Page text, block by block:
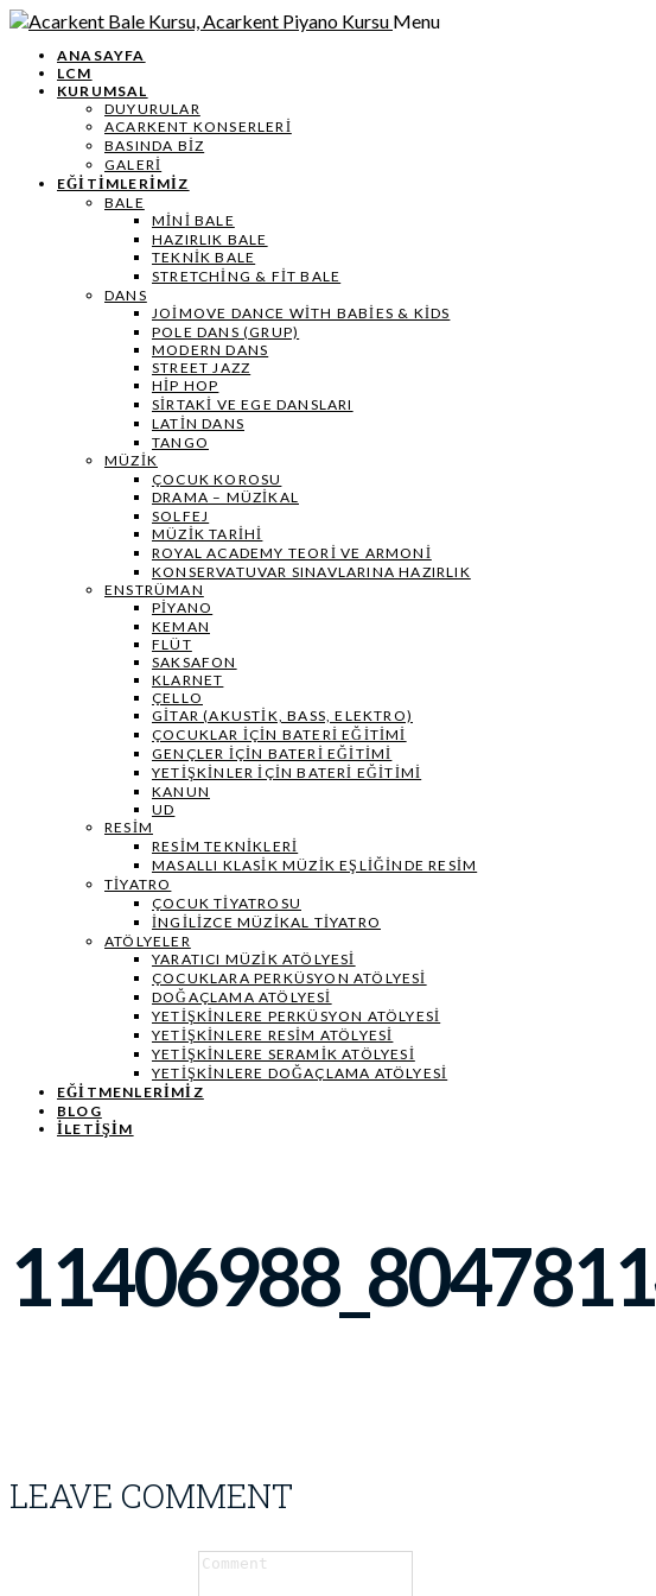
Menu
ANASAYFA
LCM
KURUMSAL
DUYURULAR
ACARKENT KONSERLERİ
BASINDA BİZ
GALERİ
EĞİTİMLERİMİZ
BALE
MİNİ BALE
HAZIRLIK BALE
TEKNIK BALE
STRETCHING & FIT BALE
DANS
JOIMOVE DANCE WITH BABIES & KIDS
POLE DANS (GRUP)
MODERN DANS
STREET JAZZ
HIP HOP
SIRTAKI VE EGE DANSLARI
LATIN DANS
TANGO
MÜZIK
ÇOCUK KOROSU
DRAMA – MÜZIKAL
SOLFEJ
MÜZIK TARIHI
ROYAL ACADEMY TEORI VE ARMONI
KONSERVATUVAR SINAVLARINA HAZIRLIK
ENSTRÜMAN
PIYANO
KEMAN
FLÜT
SAKSAFON
KLARNET
ÇELLO
GITAR (AKUSTIK, BASS, ELEKTRO)
ÇOCUKLAR IÇIN BATERI EĞITIMI
GENÇLER İÇIN BATERI EĞITIMI
YETIŞKINLER IÇIN BATERI EĞITIMI
KANUN
UD
RESIM
RESIM TEKNIKLERI
MASALLI KLASIK MÜZIK EŞLIĞINDE RESIM
TIYATRO
ÇOCUK TIYATROSU
İNGILIZCE MÜZIKAL TIYATRO
ATÖLYELER
YARATICI MÜZIK ATÖLYESI
ÇOCUKLARA PERKÜSYON ATÖLYESI
DOĞAÇLAMA ATÖLYESI
YETIŞKINLERE PERKÜSYON ATÖLYESI
YETIŞKINLERE RESIM ATÖLYESI
YETIŞKINLERE SERAMIK ATÖLYESI
YETIŞKINLERE DOĞAÇLAMA ATÖLYESI
EĞITMENLERIMIZ
BLOG
İLETİŞİM
LEAVE COMMENT